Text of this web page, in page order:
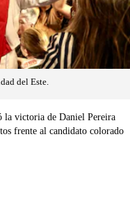
del Este.
victoria de Daniel Pereira
frente al candidato colorado